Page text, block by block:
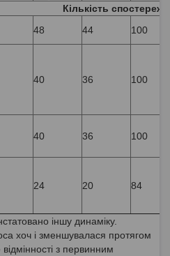
Кількість
48 44
100
40 36 100
40 36 100
24 20 84
іншу динаміку.
хоч і зменшувалася протягом
з первинним